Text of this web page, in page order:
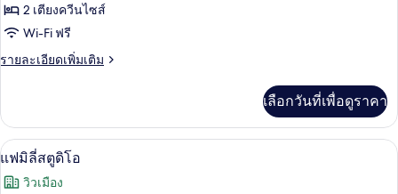
ลัก
ซ์ชัว
รี่
สี่
ท่าน
2 เตียงควีนไซส์
Wi-Fi ฟรี
รายละเอียดเพิ่มเติม
ราย
เกี่ยว
กับ
ห้อง
ซ์ชัว
เลือกวันที่เพื่อดูราคา
เปิด
ภาพถ่าย
แฟมิลี่สตูดิโอ | เตียงเมมโมรีโฟม, ตู้นิ
10
แฟมิลี่สตูดิโอ
วิวเมือง